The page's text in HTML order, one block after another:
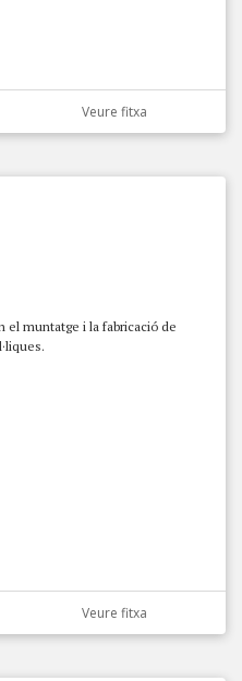
Veure fitxa
el muntatge i la fabricació de
Veure fitxa